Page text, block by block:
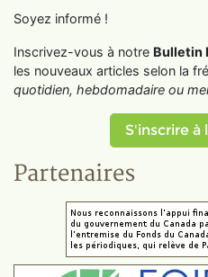
Soyez informé !
Inscrivez-vous à notre Bulletin
les nouveaux articles selon la
quotidien, hebdomadaire ou
S'inscrire
Partenaires